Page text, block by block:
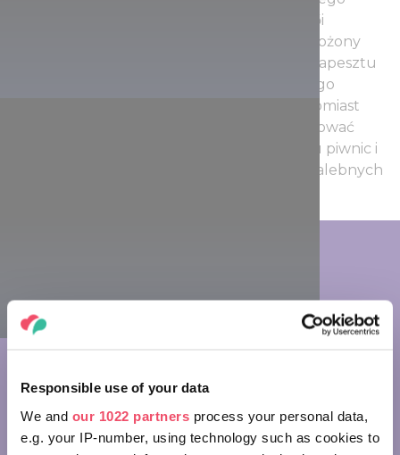
Responsible use of your data
We and our 1022 partners process your personal data,
e.g. your IP-number, using technology such as cookies to
regionu winiarskiego to egri leányka, debrői
hárslevelű, i verpeléti olaszrizling. Eger, położony
półtorej godziny jazdy samochodem z Budapesztu
zdecydowanie wart jest podróży! Do pełnego
przeżycia zwiedzania Egeru polecamy natomiast
spędzić też noc w Egerze, aby móc degustować
wspomniane wina w bezpośrednim pobliżu piwnic i
z kieliszkiem wina w ręku rozmyślać o chwalebnych